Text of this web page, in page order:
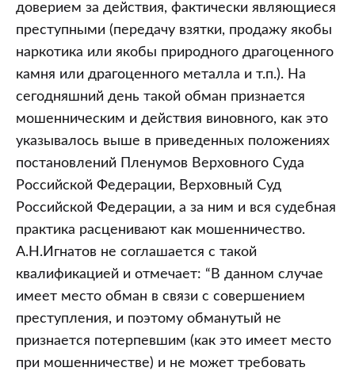
доверием за действия, фактически являющиеся
преступными (передачу взятки, продажу якобы
наркотика или якобы природного драгоценного
камня или драгоценного металла и т.п.). На
сегодняшний день такой обман признается
мошенническим и действия виновного, как это
указывалось выше в приведенных положениях
постановлений Пленумов Верховного Суда
Российской Федерации, Верховный Суд
Российской Федерации, а за ним и вся судебная
практика расценивают как мошенничество.
А.Н.Игнатов не соглашается с такой
квалификацией и отмечает: “В данном случае
имеет место обман в связи с совершением
преступления, и поэтому обманутый не
признается потерпевшим (как это имеет место
при мошенничестве) и не может требовать